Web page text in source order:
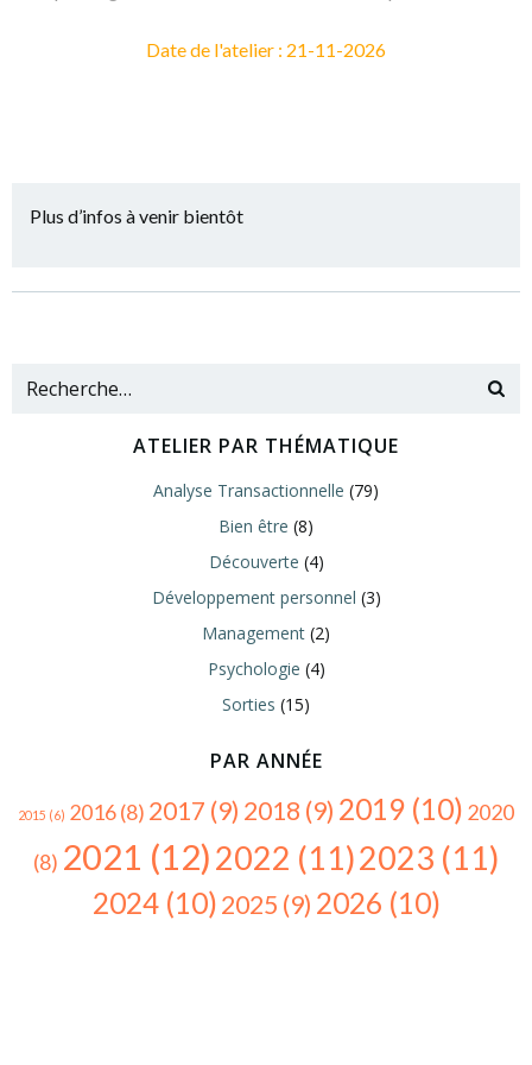
Date de l'atelier : 21-11-2026
Plus d’infos à venir bientôt
ATELIER PAR THÉMATIQUE
Analyse Transactionnelle (79)
Bien être (8)
Découverte (4)
Développement personnel (3)
Management (2)
Psychologie (4)
Sorties (15)
PAR ANNÉE
2015 (6) 2016(8) 2017 (9) 2018 (9) 2019 (10) 2020
(8) 2021 (12)2022 (11)2023 (11)
2024(10)2025 (9) 2026 (10)